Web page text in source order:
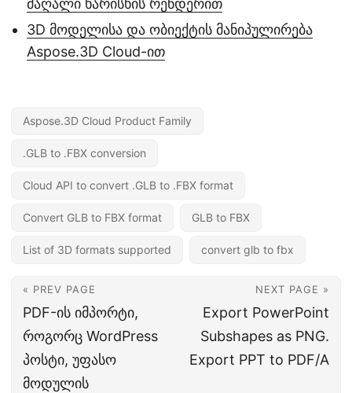
მაღალი ხარისხის რენდერით
3D მოდელისა და ობიექტის მანიპულირება
Aspose.3D Cloud-ით
Aspose.3D Cloud Product Family
.GLB to .FBX conversion
Cloud API to convert .GLB to .FBX format
Convert GLB to FBX format GLB to FBX
List of 3D formats supported convert glb to fbx
« PREV PAGE
PDF-ის იმპორტი,
როგორც WordPress
პოსტი, უფასო
მოდულის
NEXT PAGE »
Export PowerPoint
Subshapes as PNG.
Export PPT to PDF/A